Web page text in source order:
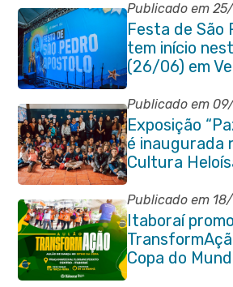
Publicado em
Festa de São
tem início
(26/06) em
Pedras
Publicado em
Exposição
é inaugurada
Cultura
Torres
Publicado em
Itaboraí
Copa do
Marechal